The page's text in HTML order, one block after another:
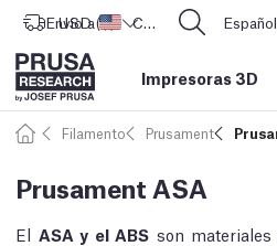
Envío a Estados Unidos
USD ($) CORE One L: ¡Ya disponible! Español
Impresoras 3D
Filamento Prusament
Prusament ASA
El ASA y el ABS son materiales